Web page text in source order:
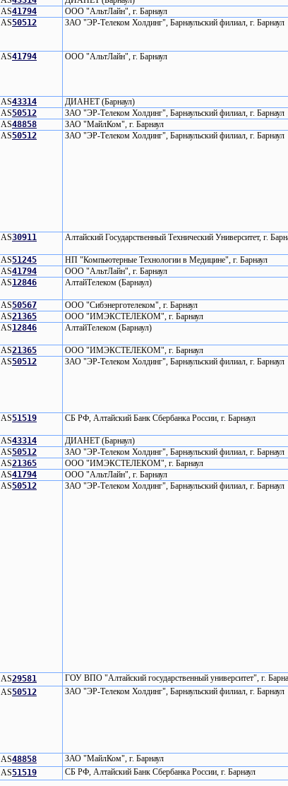
AS41794
ООО "АльтЛайн", г. Барнаул
AS50512
ЗАО "ЭР-Телеком Холдинг", Барнаульский филиал, г. Барнаул
AS41794
ООО "АльтЛайн", г. Барнаул
AS43314
ДИАНЕТ (Барнаул)
AS50512
ЗАО "ЭР-Телеком Холдинг", Барнаульский филиал, г. Барнаул
AS48858
ЗАО "МайлКом", г. Барнаул
AS50512
ЗАО "ЭР-Телеком Холдинг", Барнаульский филиал, г. Барнаул
AS30911
Алтайский Государственный Технический Университет, г.
AS51245
НП "Компьютерные Технологии в Медицине", г. Барнаул
AS41794
ООО "АльтЛайн", г. Барнаул
AS12846
АлтайТелеком (Барнаул)
AS50567
ООО "Сибэнерготелеком", г. Барнаул
AS21365
ООО "ИМЭКСТЕЛЕКОМ", г. Барнаул
AS12846
АлтайТелеком (Барнаул)
AS21365
ООО "ИМЭКСТЕЛЕКОМ", г. Барнаул
AS50512
ЗАО "ЭР-Телеком Холдинг", Барнаульский филиал, г. Барнаул
AS51519
CБ РФ, Алтайский Банк Сбербанка России, г. Барнаул
AS43314
ДИАНЕТ (Барнаул)
AS50512
ЗАО "ЭР-Телеком Холдинг", Барнаульский филиал, г. Барнаул
AS21365
ООО "ИМЭКСТЕЛЕКОМ", г. Барнаул
AS41794
ООО "АльтЛайн", г. Барнаул
AS50512
ЗАО "ЭР-Телеком Холдинг", Барнаульский филиал, г. Барнаул
AS29581
ГОУ ВПО "Алтайский государственный университет", г.
AS50512
ЗАО "ЭР-Телеком Холдинг", Барнаульский филиал, г. Барнаул
AS48858
ЗАО "МайлКом", г. Барнаул
AS51519 CБ РФ, Алтайский Банк Сбербанка России, г. Барнаул